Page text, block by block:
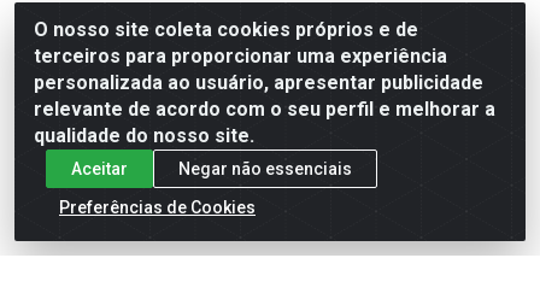
O nosso site coleta cookies próprios e de
terceiros para proporcionar uma experiência
personalizada ao usuário, apresentar publicidade
relevante de acordo com o seu perfil e melhorar a
qualidade do nosso site.
Aceitar
Negar não essenciais
Preferências de Cookies
V. C. Ferragens LTDA - Rua do Matoso, 132 - Praça da
Bandeira, Rio de Janeiro/ RJ - CEP 20.270-135 - CNPJ
12.324.723/0001-25
Todas as regras de promoções, descontos, preços e
prazos de pagamento e entrega expostos aqui são
válidos apenas para compras via internet. Preços e
estoque sujeito a alterações sem aviso prévio.